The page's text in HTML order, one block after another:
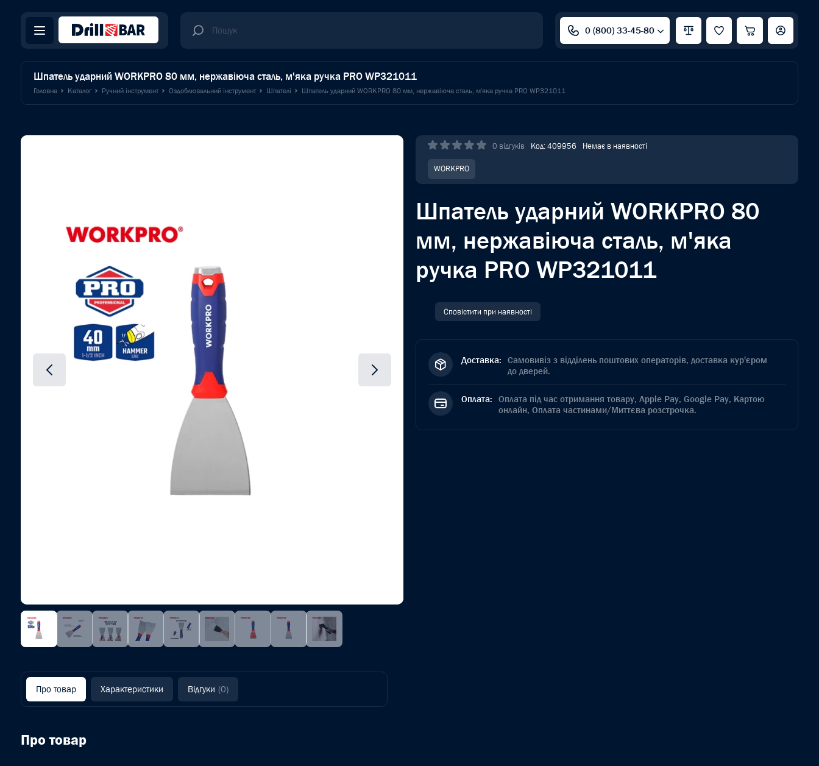
0 (800) 33-45-80
Шпатель ударний WORKPRO 80 мм, нержавіюча сталь, м'яка ручка PRO WP321011
Головна Каталог Ручний інструмент Оздоблювальний інструмент Шпателі Шпатель ударний WORKPRO 80 мм, нержавіюча сталь, м'яка ручка PRO WP321011
0 відгуків Код: 409956 Немає в наявності
WORKPRO
Шпатель ударний WORKPRO 80
мм, нержавіюча сталь, м'яка
ручка PRO WP321011
Сповістити при наявності
Доставка: Самовивіз з відділень поштових операторів, доставка кур'єром
до дверей.
Оплата: Оплата під час отримання товару, Apple Pay, Google Pay, Картою
онлайн, Оплата частинами/Миттєва розстрочка.
Про товар Характеристики Відгуки (0)
Про товар